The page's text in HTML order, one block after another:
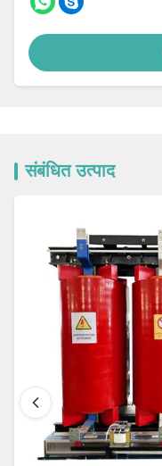
संबंधित उत्पाद